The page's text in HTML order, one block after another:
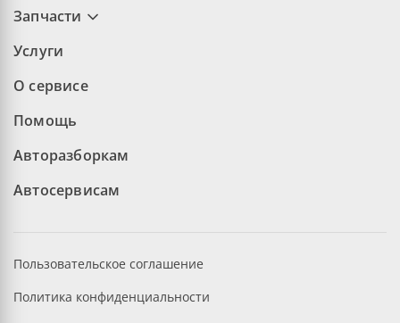
Запчасти
Услуги
О сервисе
Помощь
Авторазборкам
Автосервисам
Пользовательское соглашение
Политика конфиденциальности